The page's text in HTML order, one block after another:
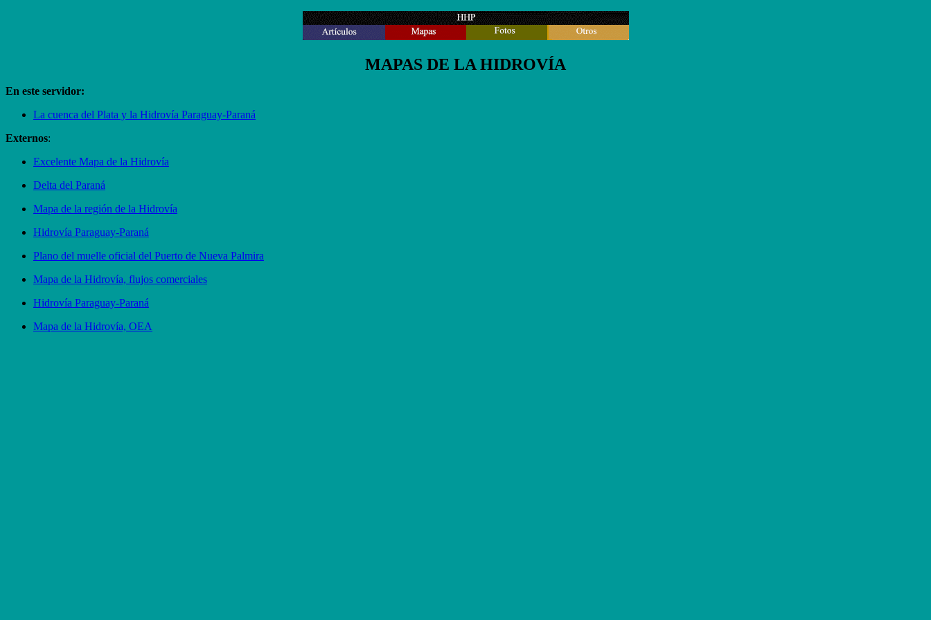
MAPAS DE LA HIDROVÍA
En este servidor:
La cuenca del Plata y la Hidrovía Paraguay-Paraná
Externos:
Excelente Mapa de la Hidrovía
Delta del Paraná
Mapa de la región de la Hidrovía
Hidrovía Paraguay-Paraná
Plano del muelle oficial del Puerto de Nueva Palmira
Mapa de la Hidrovía, flujos comerciales
Hidrovía Paraguay-Paraná
Mapa de la Hidrovía, OEA